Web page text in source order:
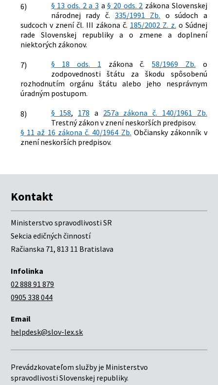
6) § 13 ods. 2 a 3 a§ 20 ods. 2 zákona Slovenskej
národnej rady č. 335/1991 Zb. o súdoch a
sudcoch v znení čl. III zákona č. 185/2002 Z. z. o Súdnej
rade Slovenskej republiky a o zmene a doplnení
niektorých zákonov.
7) § 18 ods. 1 zákona č.58/1969 Zb. o
zodpovednosti štátu za škodu spôsobenú
rozhodnutím orgánu štátu alebo jeho nesprávnym
úradným postupom.
8) § 158, 178 a 257a zákona č. 140/1961 Zb.
Trestný zákon v znení neskorších predpisov.
§ 11 až 16 zákona č. 40/1964 Zb. Občiansky zákonník v
znení neskorších predpisov.
Kontakt
Ministerstvo spravodlivosti SR
Sekcia edičných činností
Račianska 71, 813 11 Bratislava
Infolinka
02 888 91 879
0905 338 044
Email
helpdesk@slov-lex.sk
Prevádzkovateľom služby je Ministerstvo
spravodlivosti Slovenskej republiky.